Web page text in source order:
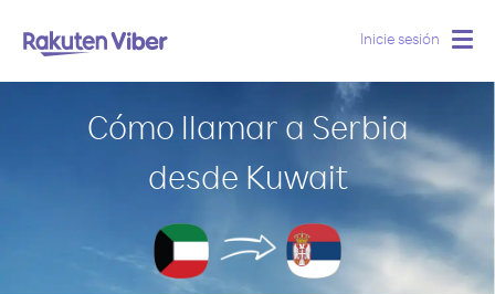
Inicie sesión
Cómo llamar a Serbia
desde Kuwait